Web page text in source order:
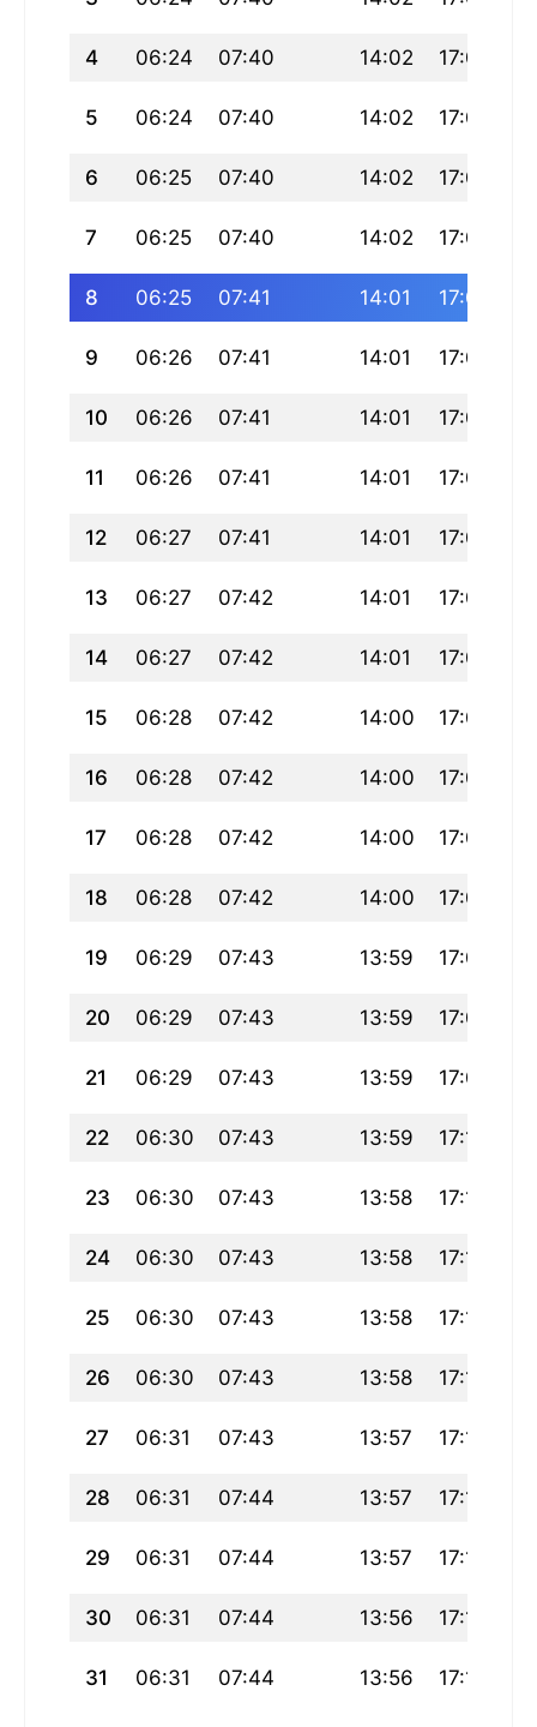
4 06:24 07:40 14:02 17:04
5 06:24 07:40 14:02 17:04
6 06:25 07:40 14:02 17:05
7 06:25 07:40 14:02 17:05
8 06:25 07:41 14:01 17:06
9 06:26 07:41 14:01 17:06
10 06:26 07:41 14:01 17:06
11 06:26 07:41 14:01 17:07
12 06:27 07:41 14:01 17:07
13 06:27 07:42 14:01 17:07
14 06:27 07:42 14:01 17:08
15 06:28 07:42 14:00 17:08
16 06:28 07:42 14:00 17:08
17 06:28 07:42 14:00 17:08
18 06:28 07:42 14:00 17:09
19 06:29 07:43 13:59 17:09
20 06:29 07:43 13:59 17:09
21 06:29 07:43 13:59 17:09
22 06:30 07:43 13:59 17:10
23 06:30 07:43 13:58 17:10
24 06:30 07:43 13:58 17:10
25 06:30 07:43 13:58 17:10
26 06:30 07:43 13:58 17:10
27 06:31 07:43 13:57 17:10
28 06:31 07:44 13:57 17:10
29 06:31 07:44 13:57 17:10
30 06:31 07:44 13:56 17:11
31 06:31 07:44 13:56 17:11